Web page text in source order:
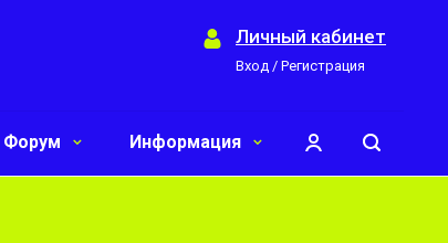
Личный кабинет
Вход / Регистрация
Форум Информация